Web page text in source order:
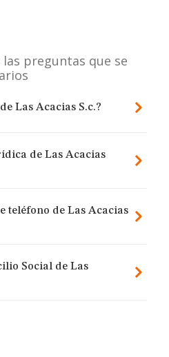
preguntas que se
Las Acacias S.c.?
de Las Acacias
teléfono de Las Acacias
Social de Las